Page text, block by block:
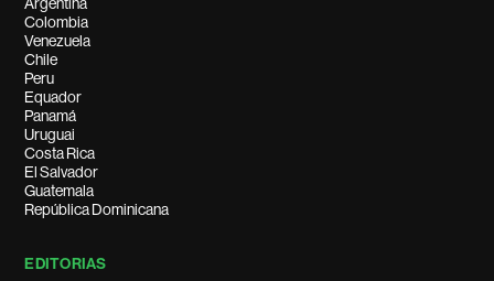
Colombia
Venezuela
Chile
Peru
Equador
Panamá
Uruguai
Costa Rica
El Salvador
Guatemala
República Dominicana
EDITORIAS